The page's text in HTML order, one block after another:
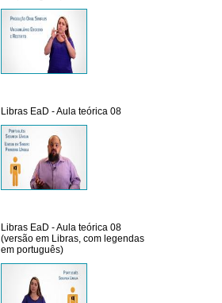
Libras EaD - Aula teórica 08
Libras EaD - Aula teórica 08
(versão em Libras, com legendas
em português)